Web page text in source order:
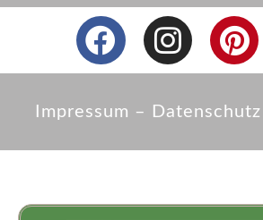
Impressum – Datenschutz